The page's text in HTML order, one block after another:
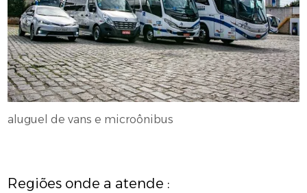
aluguel de vans e microônibus
Regiões onde a atende :